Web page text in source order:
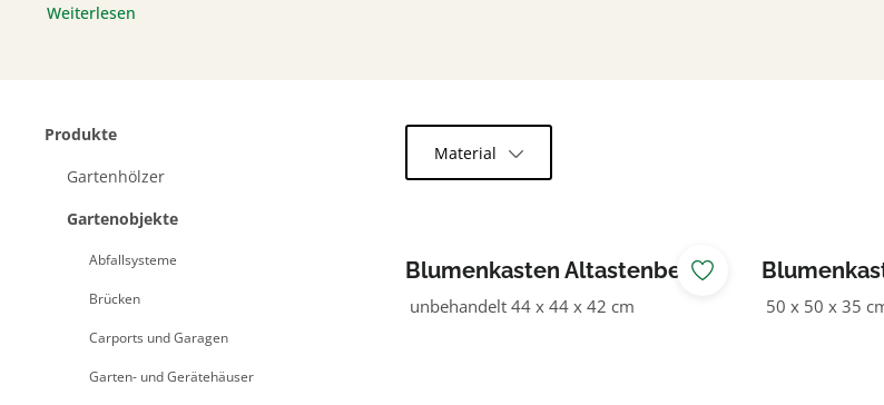
Weiterlesen
Produkte
Gartenhölzer
Gartenobjekte
Abfallsysteme
Brücken
Carports und Garagen
Garten- und Gerätehäuser
Material
Blumenkasten Altastenberg
unbehandelt 44 x 44 x 42 cm 50 x 50 x 35